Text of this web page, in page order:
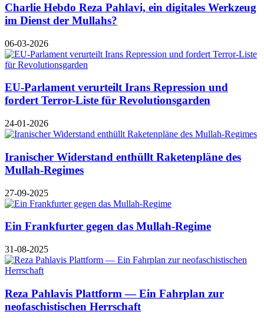
Charlie Hebdo Reza Pahlavi, ein digitales Werkzeug
im Dienst der Mullahs?
06-03-2026
EU-Parlament verurteilt Irans Repression und
fordert Terror-Liste für Revolutionsgarden
24-01-2026
Iranischer Widerstand enthüllt Raketenpläne des
Mullah-Regimes
27-09-2025
Ein Frankfurter gegen das Mullah-Regime
31-08-2025
Reza Pahlavis Plattform — Ein Fahrplan zur
neofaschistischen Herrschaft